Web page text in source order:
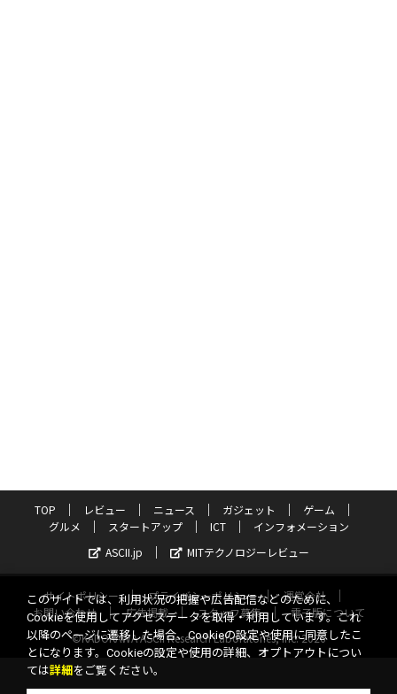
TOP レビュー ニュース ガジェット
ゲーム
グルメ
スタートアップ ICT
インフォメーション
ASCII.jp
MITテクノロジーレビュー
サイトポリシー プライバシーポリシー
運営会社
お問い合わせ
広告掲載 スタッフ募集
電子版について
©KADOKAWA ASCII Research Laboratories, Inc. 2026
このサイトでは、利用状況の把握や広告配信などのために、
Cookieを使用してアクセスデータを取得・利用しています。これ
以降のページに遷移した場合、Cookieの設定や使用に同意したこ
とになります。Cookieの設定や使用の詳細、オプトアウトについ
ては詳細 をご覧ください。